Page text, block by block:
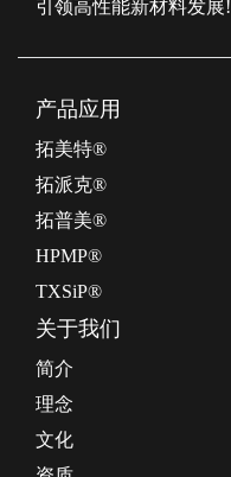
引领高性能新材料发展!
产品应用
拓美特®
拓派克®
拓普美®
HPMP®
TXSiP®
关于我们
简介
理念
文化